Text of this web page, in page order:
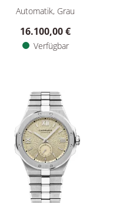
3014, Preis:
Alpine Eagle 41,
Automatik, Grau
16.100,00 €
Verfügbar